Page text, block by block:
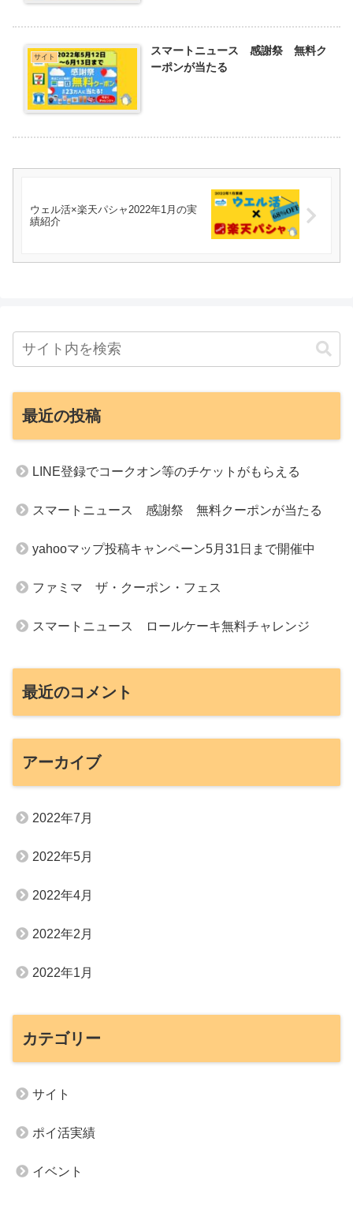
サイト
スマートニュース 感謝祭 無料ク
ーポンが当たる
ウェル活×楽天パシャ2022年1月の実
績紹介
最近の投稿
LINE登録でコークオン等のチケットがもらえる
スマートニュース 感謝祭 無料クーポンが当たる
yahooマップ投稿キャンペーン5月31日まで開催中
ファミマ ザ・クーポン・フェス
スマートニュース ロールケーキ無料チャレンジ
最近のコメント
アーカイブ
2022年7月
2022年5月
2022年4月
2022年2月
2022年1月
カテゴリー
サイト
ポイ活実績
イベント